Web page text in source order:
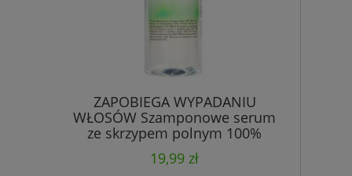
ZAPOBIEGA WYPADANIU
WŁOSÓW Szamponowe serum
ze skrzypem polnym 100%
BINGOSPA
19,99 zł
Sól do